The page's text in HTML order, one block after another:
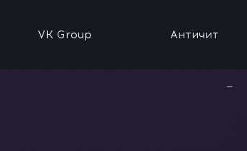
VK Group Античит
−